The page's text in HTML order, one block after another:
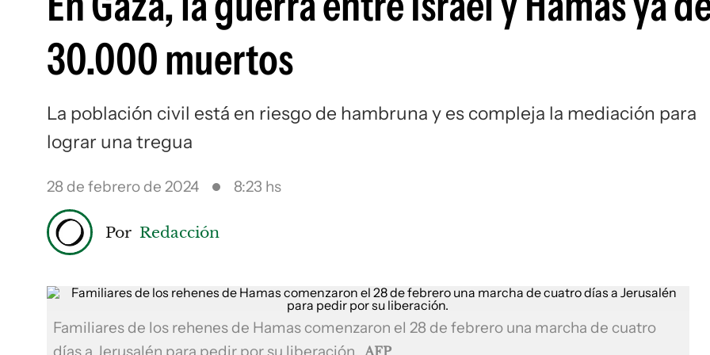
30.000 muertos
La población civil está en riesgo de hambruna y es compleja la mediación para
lograr una tregua
28 de febrero de 2024 8:23 hs
Por Redacción
Familiares de los rehenes de Hamas comenzaron el 28 de febrero una marcha de cuatro
AFP